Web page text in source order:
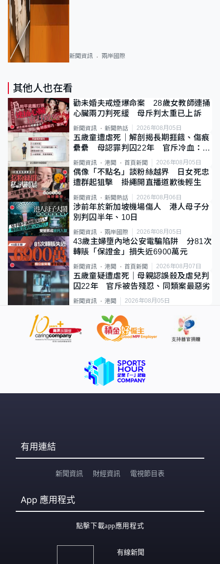
新聞資訊 兩岸國際
其他人也在看
勸未婚夫戒煙爆命案 28歲女教師連捅
心臟兩刀判死緩 母斥判太重已上訴
新聞資訊 新聞熱話 2026年08月05日
五歲童遭虐死｜解剖揭長期捱餓、傷痕
纍纍 母認罪判囚22年 官斥冷血：同
類案最惡劣
新聞資訊 港聞 首頁新聞 2026年08月05日
偶像「不點名」談粉絲越界 日女死忠
遭群起狙擊 掛繩開直播道歉後輕生
新聞資訊 新聞熱話 2026年08月06日
涉前年於新加坡機場傷人 港人母子分
別判囚半年、10日
新聞資訊 兩岸國際 2026年08月05日
43歲主婦墮內地公安電騙陷阱 分81次
轉賬「保證金」損失近6900萬元
新聞資訊 港聞 首頁新聞 2026年08月07日
五歲童疑遭虐死｜母親認誤殺及虐兒判
囚22年 官斥被告殘忍、同類案最惡劣
新聞資訊 港聞 2026年08月05日
有用連結
新聞資訊 財經資訊 電視節目表
App 應用程式
點擊下載app應用程式
有線新聞